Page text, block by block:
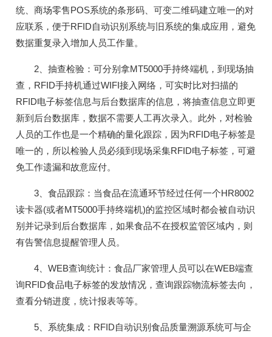
统、商场零售POS系统的条形码、可变二维码建立唯一的对
应联系，便于RFID自动识别系统与旧系统的集成应用，避免
数据重复录入增加人员工作量。
2、抽查检验：可分别拿MT5000手持终端机，到现场抽
查，RFID手持机通过WIFI接入网络，可实时比对扫描的
RFID电子标签信息与后台数据库的信息，将抽查信息立即更
新到后台数据库，数据不需要人工再次录入。此外，对检验
人员的工作也是一个精确的量化跟踪，因为RFID电子标签是
唯一的，所以检验人员必须到现场采集RFID电子标签，可避
免工作遗漏和故意应付。
3、食品跟踪：当食品在流通环节经过任何一个HR8002
读卡器(或者MT5000手持终端机)的监控区域时都会被自动识
别并记录到后台数据库，如果食品不在授权监管区域内，则
有告警信息提醒管理人员。
4、WEB查询统计：食品厂家管理人员可以在WEB端查
询RFID食品电子标签的发放情况，查询跟踪物流标签去向，
查看分销进度，统计报表等等。
5、系统集成：RFID自动识别食品质量溯源系统可与企